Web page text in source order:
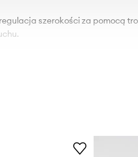
szerokości za pomocą